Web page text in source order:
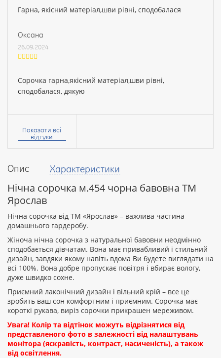
Опис Характеристики
Нічна сорочка м.454 чорна бавовна ТМ
Ярослав
Нічна сорочка від ТМ «Ярослав» – важлива частина
домашнього гардеробу.
Жіноча нічна сорочка з натуральної бавовни неодмінно
сподобається дівчатам. Вона має привабливий і стильний
дизайн, завдяки якому навіть вдома Ви будете виглядати на
всі 100%. Вона добре пропускає повітря і вбирає вологу,
дуже швидко сохне.
Приємний лаконічний дизайн і вільний крій – все це
зробить ваш сон комфортним і приємним. Сорочка має
короткі рукава, виріз сорочки прикрашен мереживом.
Увага! Колір та відтінок можуть відрізнятися від
представленого фото в залежності від налаштувань
монітора (яскравість, контраст, насиченість), а також
від освітлення.
Гарна, якісний матеріал,шви рівні, сподобалася
Оксана
26.09.2024
Сорочка гарна,якісний матеріал,шви рівні,
сподобалася, дякую
Ваше
Ваш
Рейтинг:
ПРОДОВЖИТИ
Показати всі
відгуки